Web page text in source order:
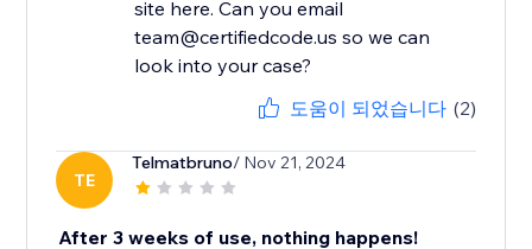
site here. Can you email
team@certifiedcode.us so we can
도움이 되었습니다 (2)
TE
Telmatbruno/ Nov 21, 2024
After 3 weeks of use, nothing happens!